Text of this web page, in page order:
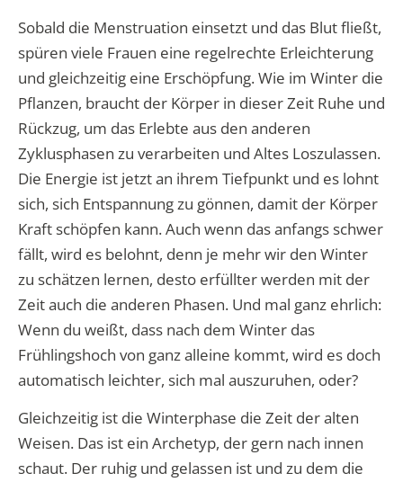
Sobald die Menstruation einsetzt und das Blut fließt,
spüren viele Frauen eine regelrechte Erleichterung
und gleichzeitig eine Erschöpfung. Wie im Winter die
Pflanzen, braucht der Körper in dieser Zeit Ruhe und
Rückzug, um das Erlebte aus den anderen
Zyklusphasen zu verarbeiten und Altes Loszulassen.
Die Energie ist jetzt an ihrem Tiefpunkt und es lohnt
sich, sich Entspannung zu gönnen, damit der Körper
Kraft schöpfen kann. Auch wenn das anfangs schwer
fällt, wird es belohnt, denn je mehr wir den Winter
zu schätzen lernen, desto erfüllter werden mit der
Zeit auch die anderen Phasen. Und mal ganz ehrlich:
Wenn du weißt, dass nach dem Winter das
Frühlingshoch von ganz alleine kommt, wird es doch
automatisch leichter, sich mal auszuruhen, oder?
Gleichzeitig ist die Winterphase die Zeit der alten
Weisen. Das ist ein Archetyp, der gern nach innen
schaut. Der ruhig und gelassen ist und zu dem die